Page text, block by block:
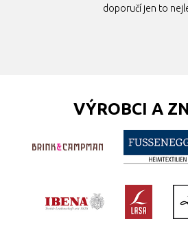
doporučí jen to
VÝROBCI A